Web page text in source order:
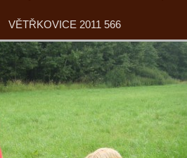
VĚTŘKOVICE 2011 566